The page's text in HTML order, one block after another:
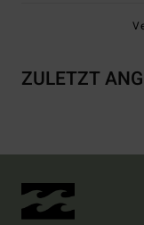
ZULETZT